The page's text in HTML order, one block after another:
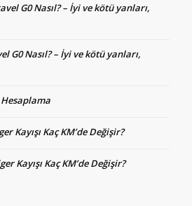
G0 Nasıl? – İyi ve kötü yanları,
G0 Nasıl? – İyi ve kötü yanları,
Kayışı Kaç KM’de Değişir?
Kayışı Kaç KM’de Değişir?